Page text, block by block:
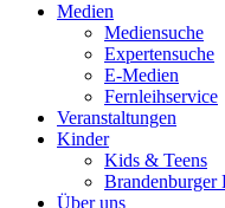
Medien
Mediensuche
Expertensuche
E-Medien
Fernleihservice
Veranstaltungen
Kinder
Kids & Teens
Brandenburger
Über uns